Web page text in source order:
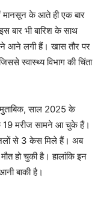
के आते ही एक बार
बार भी बारिश के साथ
आने लगी हैं। खास तौर पर
स्वास्थ्य विभाग की चिंता
मुताबिक, साल 2025 के
19 मरीज सामने आ चुके हैं।
से 3 केस मिले हैं। अब
हो चुकी है। हालांकि इन
बाकी है।